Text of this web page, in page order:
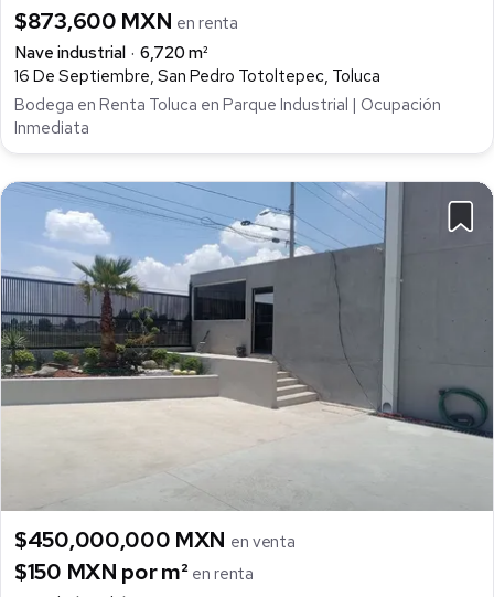
$873,600 MXN en renta
Nave industrial
6,720 m²
16 De Septiembre, San Pedro Totoltepec, Toluca
Bodega en Renta Toluca en Parque Industrial | Ocupación
Inmediata
$450,000,000 MXN en venta
$150 MXN por m² en renta